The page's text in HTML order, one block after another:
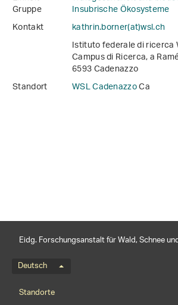
Gruppe
Insubrische Ökosysteme
Kontakt
kathrin.borner(at)wsl.ch
Istituto federale di ricerca
Campus di Ricerca, a
6593 Cadenazzo
Standort
WSL CadenazzoCa
Eidg. Forschungsanstalt für Wald, Schnee
Sprachmenü
Deutsch
Footernavigation
Standorte